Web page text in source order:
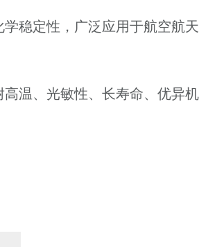
稳定性，广泛应用于航空航天
温、光敏性、长寿命、优异